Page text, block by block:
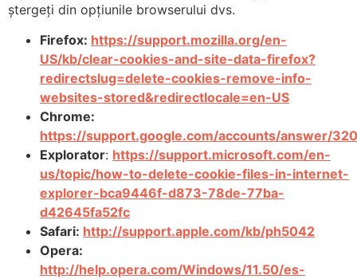
ștergeți din opțiunile browserului dvs.
Firefox: https://support.mozilla.org/en-
US/kb/clear-cookies-and-site-data-firefox?
redirectslug=delete-cookies-remove-info-
websites-stored&redirectlocale=en-US
Chrome:
https://support.google.com/accounts/answer/
Explorator: https://support.microsoft.com/en-
us/topic/how-to-delete-cookie-files-in-internet-
explorer-bca9446f-d873-78de-77ba-
d42645fa52fc
Safari: http://support.apple.com/kb/ph5042
Opera:
http://help.opera.com/Windows/11.50/es-